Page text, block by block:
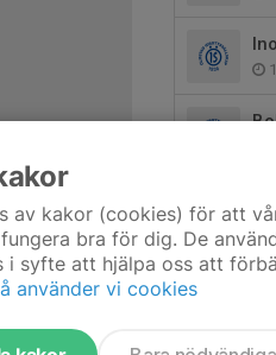
av kakor (cookies) för att
bra för dig. De
i syfte att hjälpa oss att
använder vi cookies